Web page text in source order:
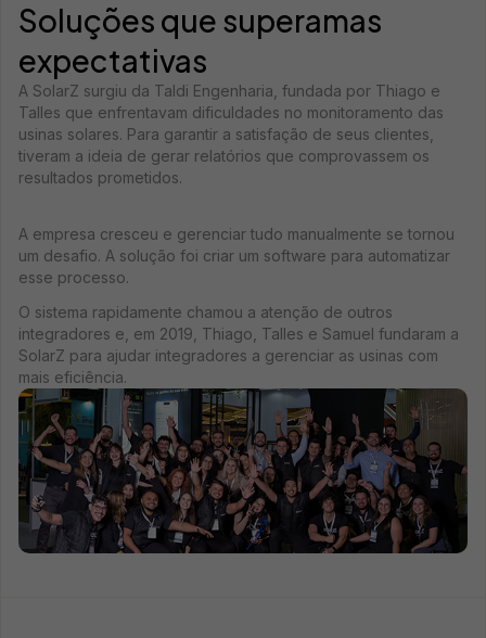
Soluções que superamas
expectativas
A SolarZ surgiu da Taldi Engenharia, fundada por Thiago e
Talles que enfrentavam dificuldades no monitoramento das
usinas solares. Para garantir a satisfação de seus clientes,
tiveram a ideia de gerar relatórios que comprovassem os
resultados prometidos.
A empresa cresceu e gerenciar tudo manualmente se tornou
um desafio. A solução foi criar um software para automatizar
esse processo.
O sistema rapidamente chamou a atenção de outros
integradores e, em 2019, Thiago, Talles e Samuel fundaram a
SolarZ para ajudar integradores a gerenciar as usinas com
mais eficiência.